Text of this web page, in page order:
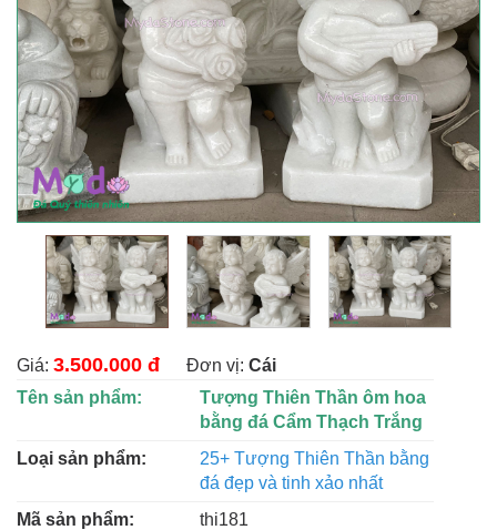
Giá: 3.500.000 đ Đơn vị: Cái
Tên sản phẩm:
Tượng Thiên Thần ôm hoa
bằng đá Cẩm Thạch Trắng
Loại sản phẩm:
25+ Tượng Thiên Thần bằng
đá đẹp và tinh xảo nhất
Mã sản phẩm:
thi181